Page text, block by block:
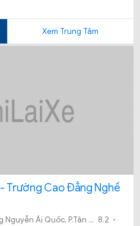
Xem Trung Tâm
- Trường Cao Đẳng Nghề
1263 (100B Cũ) Đường Nguyễn Ái Quốc, P.Tân Tiến, TP. Biên Hòa, Đồng Nai 8.2